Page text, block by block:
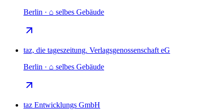
Berlin · ⌂ selbes Gebäude
taz, die tageszeitung. Verlagsgenossenschaft eG
Berlin · ⌂ selbes Gebäude
taz Entwicklungs GmbH